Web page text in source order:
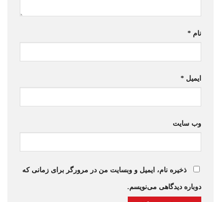
نام *
ایمیل *
وب‌ سایت
ذخیره نام، ایمیل و وبسایت من در مرورگر برای زمانی که
دوباره دیدگاهی می‌نویسم.